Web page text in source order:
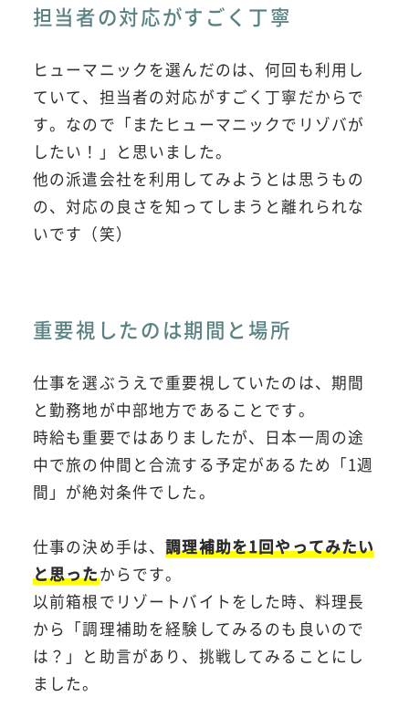
担当者の対応がすごく丁寧
ヒューマニックを選んだのは、何回も利用し
ていて、担当者の対応がすごく丁寧だからで
す。なので「またヒューマニックでリゾバが
したい！」と思いました。
他の派遣会社を利用してみようとは思うもの
の、対応の良さを知ってしまうと離れられな
いです（笑）
重要視したのは期間と場所
仕事を選ぶうえで重要視していたのは、期間
と勤務地が中部地方であることです。
時給も重要ではありましたが、日本一周の途
中で旅の仲間と合流する予定があるため「1週
間」が絶対条件でした。
仕事の決め手は、調理補助を1回やってみたい
と思ったからです。
以前箱根でリゾートバイトをした時、料理長
から「調理補助を経験してみるのも良いので
は？」と助言があり、挑戦してみることにし
ました。